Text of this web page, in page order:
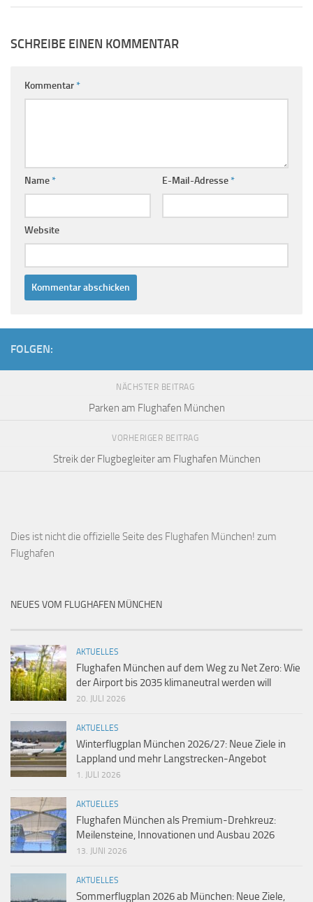
SCHREIBE EINEN KOMMENTAR
Kommentar*
Name* E-Mail-Adresse*
Website
FOLGEN:
NÄCHSTER BEITRAG
Parken am Flughafen München
VORHERIGER BEITRAG
Streik der Flugbegleiter am Flughafen München
Dies ist nicht die offizielle Seite des Flughafen München! zum
Flughafen
NEUES VOM FLUGHAFEN MÜNCHEN
AKTUELLES
Flughafen München auf dem Weg zu Net Zero: Wie
der Airport bis 2035 klimaneutral werden will
20. JULI 2026
AKTUELLES
Winterflugplan München 2026/27: Neue Ziele in
Lappland und mehr Langstrecken-Angebot
1. JULI 2026
AKTUELLES
Flughafen München als Premium-Drehkreuz:
Meilensteine, Innovationen und Ausbau 2026
13. JUNI 2026
AKTUELLES
Sommerflugplan 2026 ab München: Neue Ziele,